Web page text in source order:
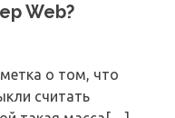
Web?
о том, что
считать